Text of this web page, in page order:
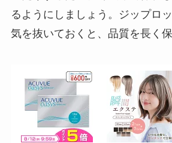
るようにしましょう。ジップロ
気を抜いておくと、品質を長く保